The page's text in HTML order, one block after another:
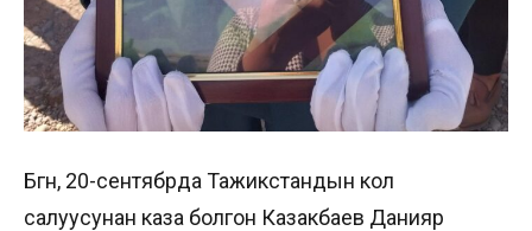
Бүгүн, 20-сентябрда Тажикстандын кол
салуусунан каза болгон Казакбаев Данияр